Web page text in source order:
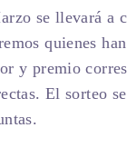
se llevará a
quienes
y premio
El sorteo